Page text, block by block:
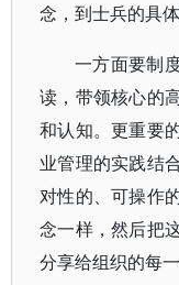
念，到士兵的具
一方面要制
读，带领核心的
和认知。更重要
业管理的实践结
对性的、可操作
念一样，然后把
分享给组织的每一